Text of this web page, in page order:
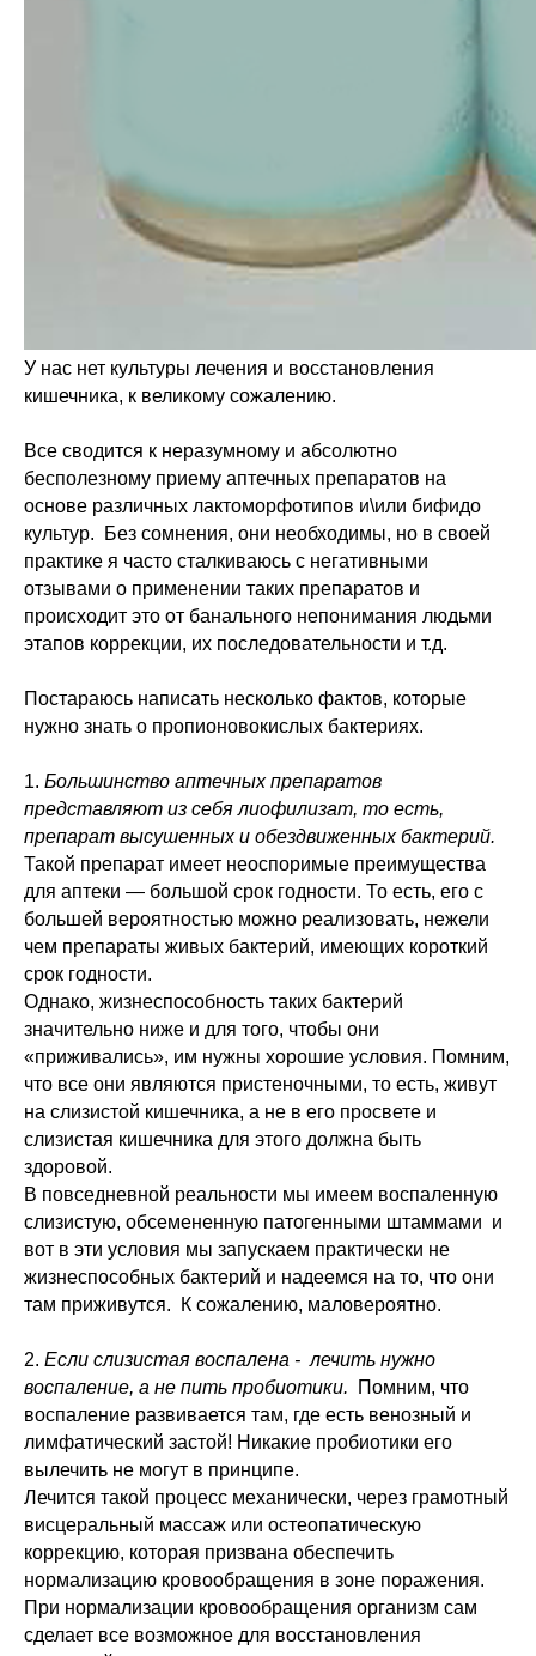
У нас нет культуры лечения и восстановления
кишечника, к великому сожалению.
Все сводится к неразумному и абсолютно
бесполезному приему аптечных препаратов на
основе различных лактоморфотипов и\или бифидо
культур. Без сомнения, они необходимы, но в своей
практике я часто сталкиваюсь с негативными
отзывами о применении таких препаратов и
происходит это от банального непонимания людьми
этапов коррекции, их последовательности и т.д.
Постараюсь написать несколько фактов, которые
нужно знать о пропионовокислых бактериях.
1. Большинство аптечных препаратов
представляют из себя лиофилизат, то есть,
препарат высушенных и обездвиженных бактерий.
Такой препарат имеет неоспоримые преимущества
для аптеки — большой срок годности. То есть, его с
большей вероятностью можно реализовать, нежели
чем препараты живых бактерий, имеющих короткий
срок годности.
Однако, жизнеспособность таких бактерий
значительно ниже и для того, чтобы они
«приживались», им нужны хорошие условия. Помним,
что все они являются пристеночными, то есть, живут
на слизистой кишечника, а не в его просвете и
слизистая кишечника для этого должна быть
здоровой.
В повседневной реальности мы имеем воспаленную
слизистую, обсемененную патогенными штаммами и
вот в эти условия мы запускаем практически не
жизнеспособных бактерий и надеемся на то, что они
там приживутся. К сожалению, маловероятно.
2. Если слизистая воспалена - лечить нужно
воспаление, а не пить пробиотики. Помним, что
воспаление развивается там, где есть венозный и
лимфатический застой! Никакие пробиотики его
вылечить не могут в принципе.
Лечится такой процесс механически, через грамотный
висцеральный массаж или остеопатическую
коррекцию, которая призвана обеспечить
нормализацию кровообращения в зоне поражения.
При нормализации кровообращения организм сам
сделает все возможное для восстановления